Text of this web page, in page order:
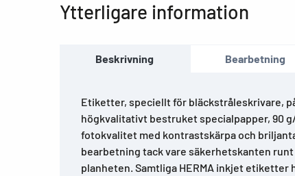
Ytterligare information
Beskrivning Bearbetning
Etiketter, speciellt för bläckstråleskrivare,
högkvalitativt bestruket specialpapper, 90
fotokvalitet med kontrastskärpa och
bearbetning tack vare säkerhetskanten
planheten. Samtliga HERMA inkjet etiketter